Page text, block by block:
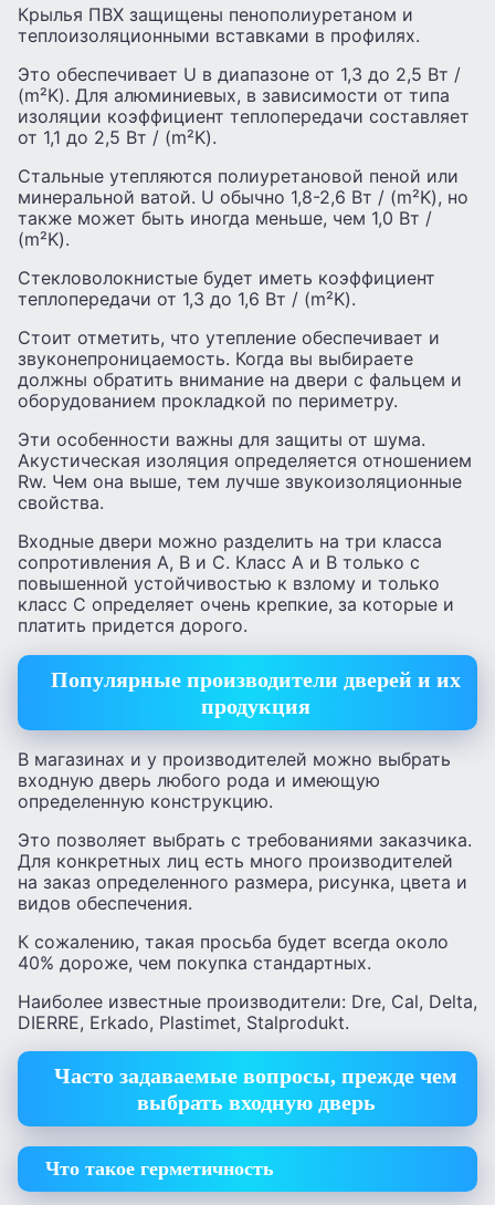
Крылья ПВХ защищены пенополиуретаном и
теплоизоляционными вставками в профилях.
Это обеспечивает U в диапазоне от 1,3 до 2,5 Вт /
(m²K). Для алюминиевых, в зависимости от типа
изоляции коэффициент теплопередачи составляет
от 1,1 до 2,5 Вт / (m²K).
Стальные утепляются полиуретановой пеной или
минеральной ватой. U обычно 1,8-2,6 Вт / (m²K), но
также может быть иногда меньше, чем 1,0 Вт /
(m²K).
Стекловолокнистые будет иметь коэффициент
теплопередачи от 1,3 до 1,6 Вт / (m²K).
Стоит отметить, что утепление обеспечивает и
звуконепроницаемость. Когда вы выбираете
должны обратить внимание на двери с фальцем и
оборудованием прокладкой по периметру.
Эти особенности важны для защиты от шума.
Акустическая изоляция определяется отношением
Rw. Чем она выше, тем лучше звукоизоляционные
свойства.
Входные двери можно разделить на три класса
сопротивления A, B и C. Класс А и В только с
повышенной устойчивостью к взлому и только
класс C определяет очень крепкие, за которые и
платить придется дорого.
Популярные производители дверей и их
продукция
В магазинах и у производителей можно выбрать
входную дверь любого рода и имеющую
определенную конструкцию.
Это позволяет выбрать с требованиями заказчика.
Для конкретных лиц есть много производителей
на заказ определенного размера, рисунка, цвета и
видов обеспечения.
К сожалению, такая просьба будет всегда около
40% дороже, чем покупка стандартных.
Наиболее известные производители: Dre, Cal, Delta,
DIERRE, Erkado, Plastimet, Stalprodukt.
Часто задаваемые вопросы, прежде чем
выбрать входную дверь
Что такое герметичность